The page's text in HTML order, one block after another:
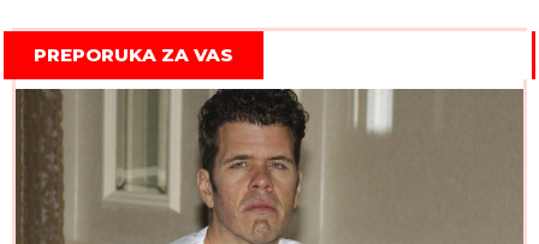
PREPORUKA ZA VAS